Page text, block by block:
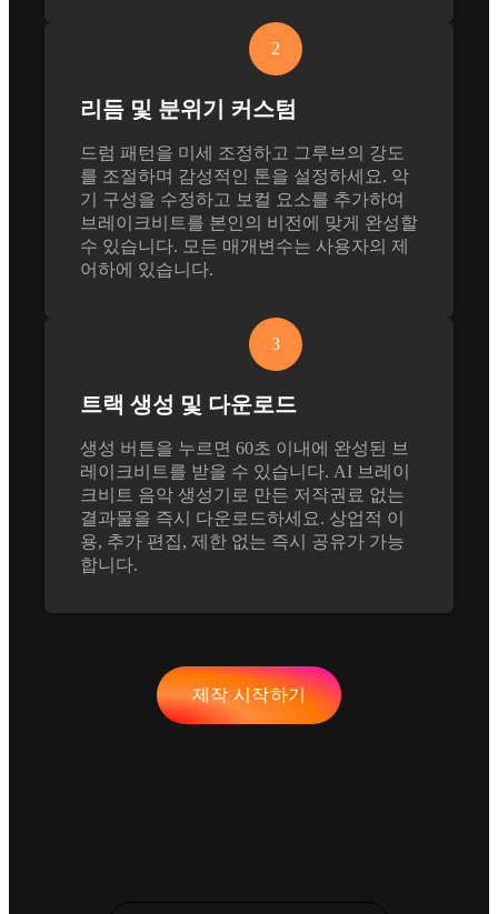
2
리듬 및 분위기 커스텀
드럼 패턴을 미세 조정하고 그루브의 강도
를 조절하며 감성적인 톤을 설정하세요. 악
기 구성을 수정하고 보컬 요소를 추가하여
브레이크비트를 본인의 비전에 맞게 완성할
수 있습니다. 모든 매개변수는 사용자의 제
어하에 있습니다.
3
트랙 생성 및 다운로드
생성 버튼을 누르면 60초 이내에 완성된 브
레이크비트를 받을 수 있습니다. AI 브레이
크비트 음악 생성기로 만든 저작권료 없는
결과물을 즉시 다운로드하세요. 상업적 이
용, 추가 편집, 제한 없는 즉시 공유가 가능
합니다.
제작 시작하기